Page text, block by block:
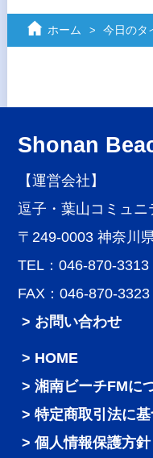
ホーム 今日のタ
Shonan
【運営会社】
逗子・葉山コミュ
〒249-0003 神奈川
TEL：046-870-3313
FAX：046-870-3323
> お問い合わせ
HOME
湘南ビーチFMに
特定商取引法に
個人情報保護方針